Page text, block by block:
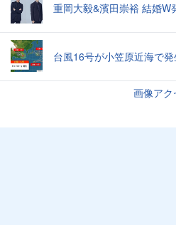
重岡大毅&濱田崇裕 結婚W
台風16号が小笠原近海で発
画像アク